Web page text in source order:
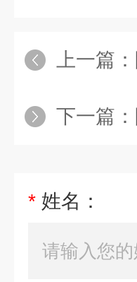
上一篇：
下一篇：
* 姓名：